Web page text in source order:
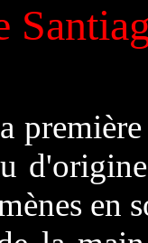
en